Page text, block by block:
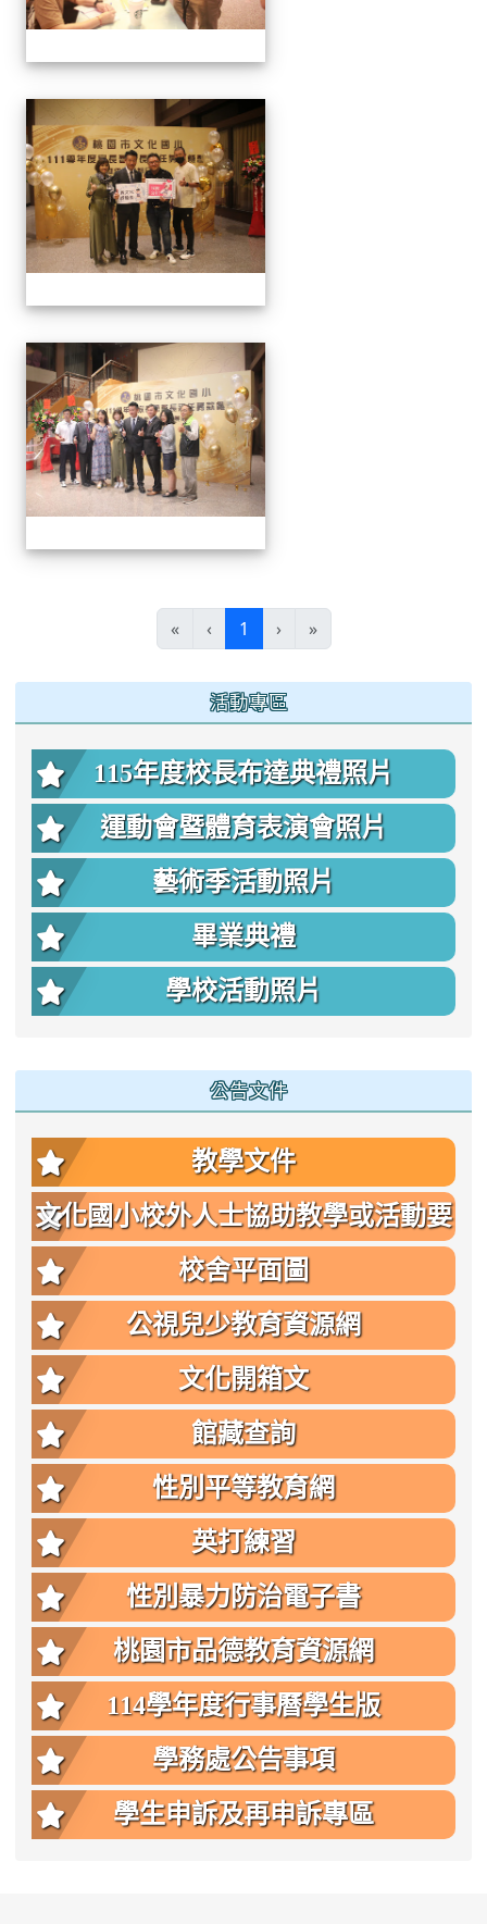
家長會長連任暨募款餐會
家長會長連任暨募款餐會
« ‹ 1 (current)
› »
活動專區
115年度校長布達典禮照片
運動會暨體育表演會照片
藝術季活動照片
畢業典禮
學校活動照片
公告文件
教學文件
文化國小校外人士協助教學或活動要
點
校舍平面圖
公視兒少教育資源網
文化開箱文
館藏查詢
性別平等教育網
英打練習
性別暴力防治電子書
桃園市品德教育資源網
114學年度行事曆學生版
學務處公告事項
學生申訴及再申訴專區